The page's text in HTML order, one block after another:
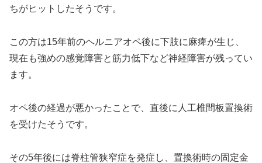
ちがヒットしたそうです。
この方は15年前のヘルニアオペ後に下肢に麻痺が生じ、
現在も強めの感覚障害と筋力低下など神経障害が残ってい
ます。
オペ後の経過が悪かったことで、直後に人工椎間板置換術
を受けたそうです。
その5年後には脊柱管狭窄症を発症し、置換術時の固定金